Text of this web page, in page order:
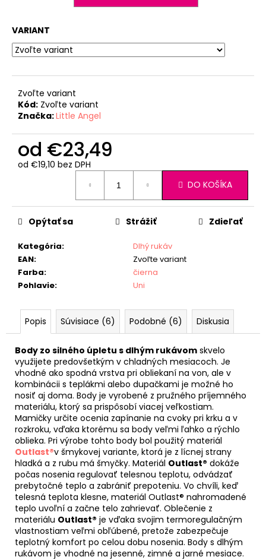
VARIANT
Zvoľte variant
Kód: Zvoľte variant
Značka:Little Angel
od €23,49
od €19,10 bez DPH
DO KOŠÍKA
Kategória:
Dlhý rukáv
EAN:
Zvoľte variant
Farba:
čierna
Pohlavie: Uni
Opýtať sa Strážiť Zdieľať
Popis Súvisiace (6) Podobné (6) Diskusia
Body zo silného úpletu s dlhým rukávom skvelo
využijete predovšetkým v chladných mesiacoch. Je
vhodné ako spodná vrstva pri obliekaní na von, ale v
kombinácii s teplákmi alebo dupačkami je možné ho
nosiť aj doma. Body je vyrobené z pružného príjemného
materiálu, ktorý sa prispôsobí viacej veľkostiam.
Mamičky určite ocenia zapínanie na cvoky pri krku a v
rozkroku, vďaka ktorému sa body veľmi ľahko a rýchlo
oblieka. Pri výrobe tohto body bol použitý materiál
Outlast®v šmykovej variante, ktorá je z lícnej strany
hladká a z rubu má šmyčky. Materiál Outlast® dokáže
počas nosenia regulovať telesnou teplotu, odvádzať
prebytočné teplo a zabrániť prepoteniu. Vo chvíli, keď
telesná teplota klesne, materiál Outlast® nahromadené
teplo uvoľní a začne telo zahrievať. Oblečenie z
materiálu Outlast® je vďaka svojim termoregulačným
vlastnostiam veľmi obľúbené, pretože zabezpečuje
teplotný komfort po celou dobu nosenia. Body s dlhým
rukávom je vhodné na jesenné, zimné a jarné mesiace.